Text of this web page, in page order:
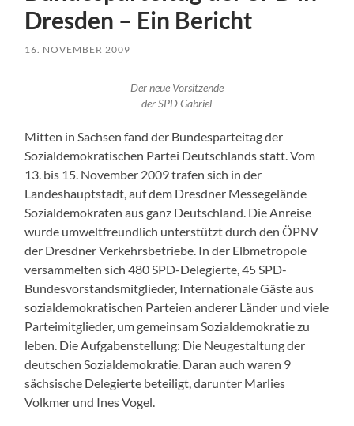
Dresden – Ein Bericht
16. NOVEMBER 2009
Der neue Vorsitzende
der SPD Gabriel
Mitten in Sachsen fand der Bundesparteitag der
Sozialdemokratischen Partei Deutschlands statt. Vom
13. bis 15. November 2009 trafen sich in der
Landeshauptstadt, auf dem Dresdner Messegelände
Sozialdemokraten aus ganz Deutschland. Die Anreise
wurde umweltfreundlich unterstützt durch den ÖPNV
der Dresdner Verkehrsbetriebe. In der Elbmetropole
versammelten sich 480 SPD-Delegierte, 45 SPD-
Bundesvorstandsmitglieder, Internationale Gäste aus
sozialdemokratischen Parteien anderer Länder und viele
Parteimitglieder, um gemeinsam Sozialdemokratie zu
leben. Die Aufgabenstellung: Die Neugestaltung der
deutschen Sozialdemokratie. Daran auch waren 9
sächsische Delegierte beteiligt, darunter Marlies
Volkmer und Ines Vogel.